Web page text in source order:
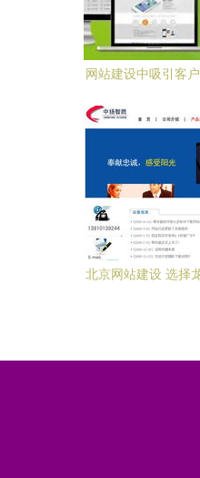
网站建设中吸引客
北京网站建设 选择